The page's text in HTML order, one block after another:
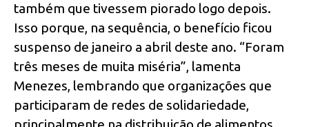
também que tivessem piorado logo depois.
Isso porque, na sequência, o benefício ficou
suspenso de janeiro a abril deste ano. “Foram
três meses de muita miséria”, lamenta
Menezes, lembrando que organizações que
participaram de redes de solidariedade,